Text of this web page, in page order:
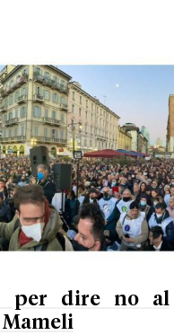
per dire no al
Mameli